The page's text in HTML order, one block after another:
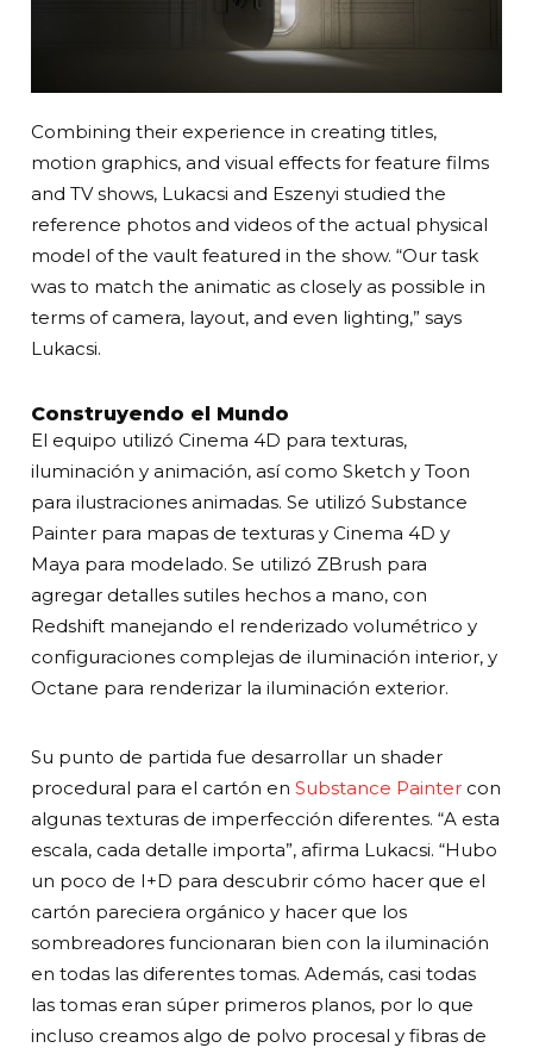
Combining their experience in creating titles,
motion graphics, and visual effects for feature films
and TV shows, Lukacsi and Eszenyi studied the
reference photos and videos of the actual physical
model of the vault featured in the show. “Our task
was to match the animatic as closely as possible in
terms of camera, layout, and even lighting,” says
Lukacsi.
Construyendo el Mundo
El equipo utilizó Cinema 4D para texturas,
iluminación y animación, así como Sketch y Toon
para ilustraciones animadas. Se utilizó Substance
Painter para mapas de texturas y Cinema 4D y
Maya para modelado. Se utilizó ZBrush para
agregar detalles sutiles hechos a mano, con
Redshift manejando el renderizado volumétrico y
configuraciones complejas de iluminación interior, y
Octane para renderizar la iluminación exterior.
Su punto de partida fue desarrollar un shader
procedural para el cartón en Substance Painter con
algunas texturas de imperfección diferentes. “A esta
escala, cada detalle importa”, afirma Lukacsi. “Hubo
un poco de I+D para descubrir cómo hacer que el
cartón pareciera orgánico y hacer que los
sombreadores funcionaran bien con la iluminación
en todas las diferentes tomas. Además, casi todas
las tomas eran súper primeros planos, por lo que
incluso creamos algo de polvo procesal y fibras de